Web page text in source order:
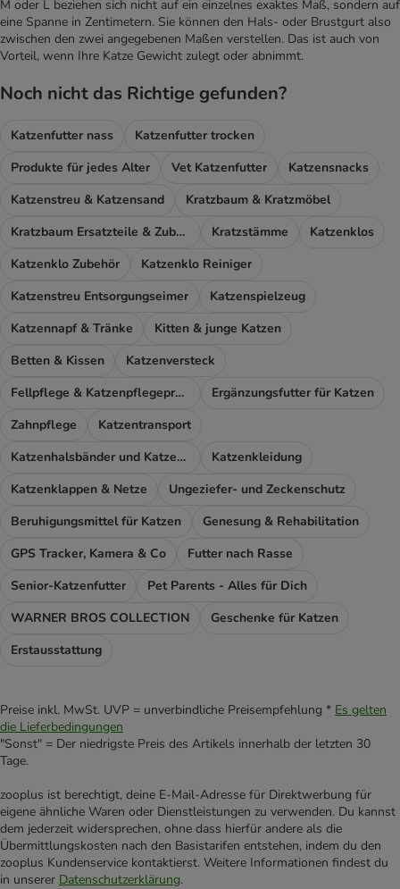
M oder L beziehen sich nicht auf ein einzelnes exaktes Maß, sondern auf
eine Spanne in Zentimetern. Sie können den Hals- oder Brustgurt also
zwischen den zwei angegebenen Maßen verstellen. Das ist auch von
Vorteil, wenn Ihre Katze Gewicht zulegt oder abnimmt.
Noch nicht das Richtige gefunden?
Katzenfutter nass
Katzenfutter trocken
Produkte für jedes Alter
Vet Katzenfutter
Katzensnacks
Katzenstreu & Katzensand
Kratzbaum & Kratzmöbel
Kratzbaum Ersatzteile & Zubehör
Kratzstämme
Katzenklos
Katzenklo Zubehör
Katzenklo Reiniger
Katzenstreu Entsorgungseimer
Katzenspielzeug
Katzennapf & Tränke
Kitten & junge Katzen
Betten & Kissen
Katzenversteck
Fellpflege & Katzenpflegeprodukte
Ergänzungsfutter für Katzen
Zahnpflege
Katzentransport
Katzenhalsbänder und Katzengeschirr
Katzenkleidung
Katzenklappen & Netze
Ungeziefer- und Zeckenschutz
Beruhigungsmittel für Katzen
Genesung & Rehabilitation
GPS Tracker, Kamera & Co
Futter nach Rasse
Senior-Katzenfutter
Pet Parents - Alles für Dich
WARNER BROS COLLECTION
Geschenke für Katzen
Erstausstattung
Preise inkl. MwSt. UVP = unverbindliche Preisempfehlung * Es gelten
die Lieferbedingungen
"Sonst" = Der niedrigste Preis des Artikels innerhalb der letzten 30
Tage.
zooplus ist berechtigt, deine E-Mail-Adresse für Direktwerbung für
eigene ähnliche Waren oder Dienstleistungen zu verwenden. Du kannst
dem jederzeit widersprechen, ohne dass hierfür andere als die
Übermittlungskosten nach den Basistarifen entstehen, indem du den
zooplus Kundenservice kontaktierst. Weitere Informationen findest du
in unserer Datenschutzerklärung.